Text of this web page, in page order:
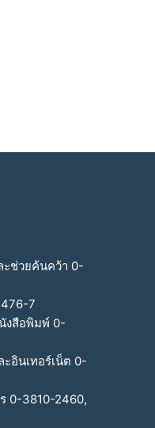
ช่วยค้นคว้า 0-
7
งสือพิมพ์ 0-
อินเทอร์เน็ต 0-
0-3810-2460,